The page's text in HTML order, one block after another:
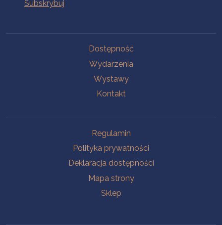
Dostępność
Wydarzenia
Wystawy
Kontakt
Regulamin
Polityka prywatności
Deklaracja dostępności
Mapa strony
Sklep